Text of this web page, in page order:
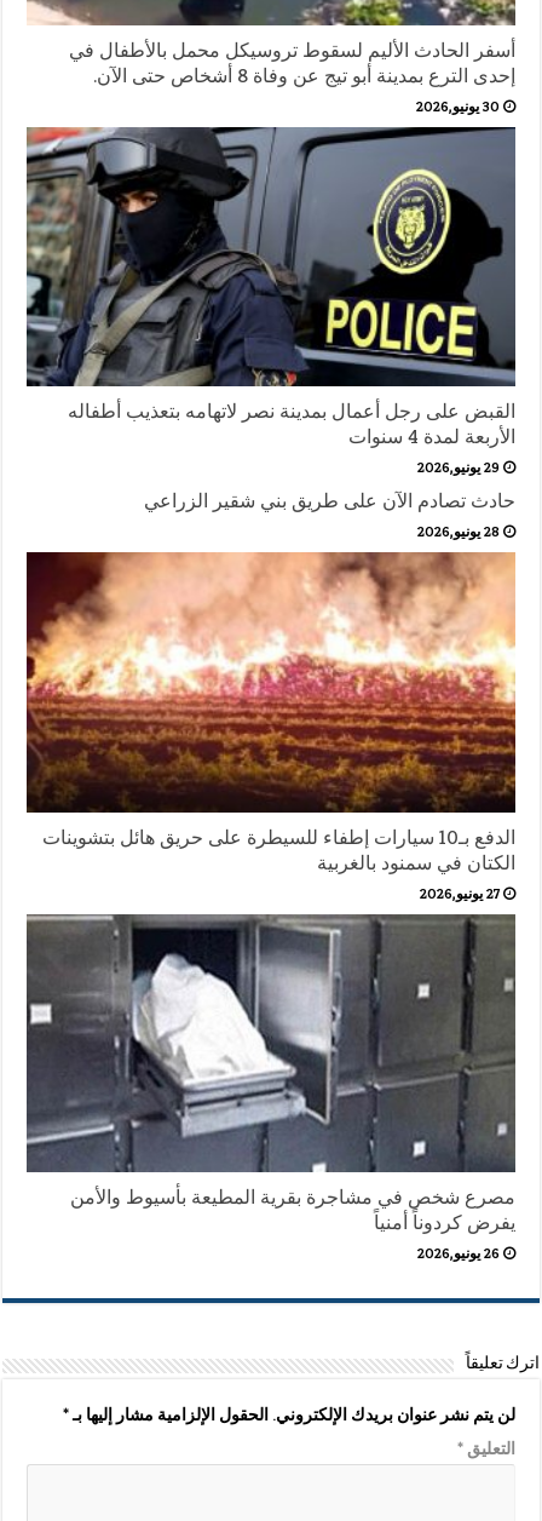
أسفر الحادث الأليم لسقوط تروسيكل محمل بالأطفال في
إحدى الترع بمدينة أبو تيج عن وفاة 8 أشخاص حتى الآن.
30 يونيو,2026
القبض على رجل أعمال بمدينة نصر لاتهامه بتعذيب أطفاله
الأربعة لمدة 4 سنوات
29 يونيو,2026
حادث تصادم الآن على طريق بني شقير الزراعي
28 يونيو,2026
الدفع بـ10 سيارات إطفاء للسيطرة على حريق هائل بتشوينات
الكتان في سمنود بالغربية
27 يونيو,2026
مصرع شخص في مشاجرة بقرية المطيعة بأسيوط والأمن
يفرض كردوناً أمنياً
26 يونيو,2026
اترك تعليقاً
لن يتم نشر عنوان بريدك الإلكتروني. الحقول الإلزامية مشار إليها بـ*
التعليق*